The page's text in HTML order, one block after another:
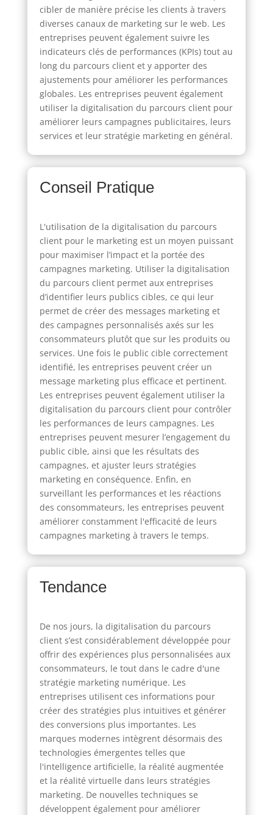
cibler de manière précise les clients à travers
diverses canaux de marketing sur le web. Les
entreprises peuvent également suivre les
indicateurs clés de performances (KPIs) tout au
long du parcours client et y apporter des
ajustements pour améliorer les performances
globales. Les entreprises peuvent également
utiliser la digitalisation du parcours client pour
améliorer leurs campagnes publicitaires, leurs
services et leur stratégie marketing en général.
Conseil Pratique
L'utilisation de la digitalisation du parcours
client pour le marketing est un moyen puissant
pour maximiser l’impact et la portée des
campagnes marketing. Utiliser la digitalisation
du parcours client permet aux entreprises
d’identifier leurs publics cibles, ce qui leur
permet de créer des messages marketing et
des campagnes personnalisés axés sur les
consommateurs plutôt que sur les produits ou
services. Une fois le public cible correctement
identifié, les entreprises peuvent créer un
message marketing plus efficace et pertinent.
Les entreprises peuvent également utiliser la
digitalisation du parcours client pour contrôler
les performances de leurs campagnes. Les
entreprises peuvent mesurer l’engagement du
public cible, ainsi que les résultats des
campagnes, et ajuster leurs stratégies
marketing en conséquence. Enfin, en
surveillant les performances et les réactions
des consommateurs, les entreprises peuvent
améliorer constamment l'efficacité de leurs
campagnes marketing à travers le temps.
Tendance
De nos jours, la digitalisation du parcours
client s’est considérablement développée pour
offrir des expériences plus personnalisées aux
consommateurs, le tout dans le cadre d'une
stratégie marketing numérique. Les
entreprises utilisent ces informations pour
créer des stratégies plus intuitives et générer
des conversions plus importantes. Les
marques modernes intègrent désormais des
technologies émergentes telles que
l'intelligence artificielle, la réalité augmentée
et la réalité virtuelle dans leurs stratégies
marketing. De nouvelles techniques se
développent également pour améliorer